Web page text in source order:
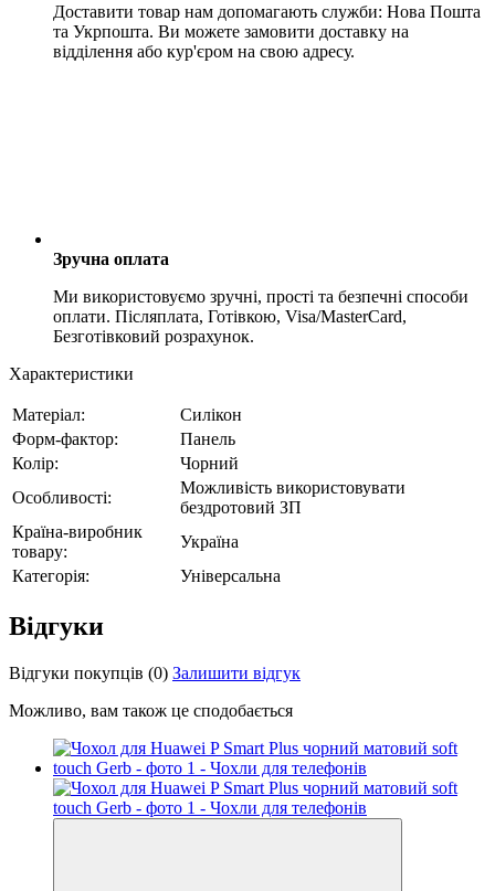
Доставити товар нам допомагають служби: Нова Пошта
та Укрпошта. Ви можете замовити доставку на
відділення або кур'єром на свою адресу.
Зручна оплата
Ми використовуємо зручні, прості та безпечні способи
оплати. Післяплата, Готівкою, Visa/MasterCard,
Безготівковий розрахунок.
Характеристики
Матеріал:
Силікон
Форм-фактор:
Панель
Колір:
Чорний
Особливості:
Можливість використовувати
бездротовий ЗП
Країна-виробник
товару:
Україна
Категорія:
Універсальна
Відгуки
Відгуки покупців (0) Залишити відгук
Можливо, вам також це сподобається